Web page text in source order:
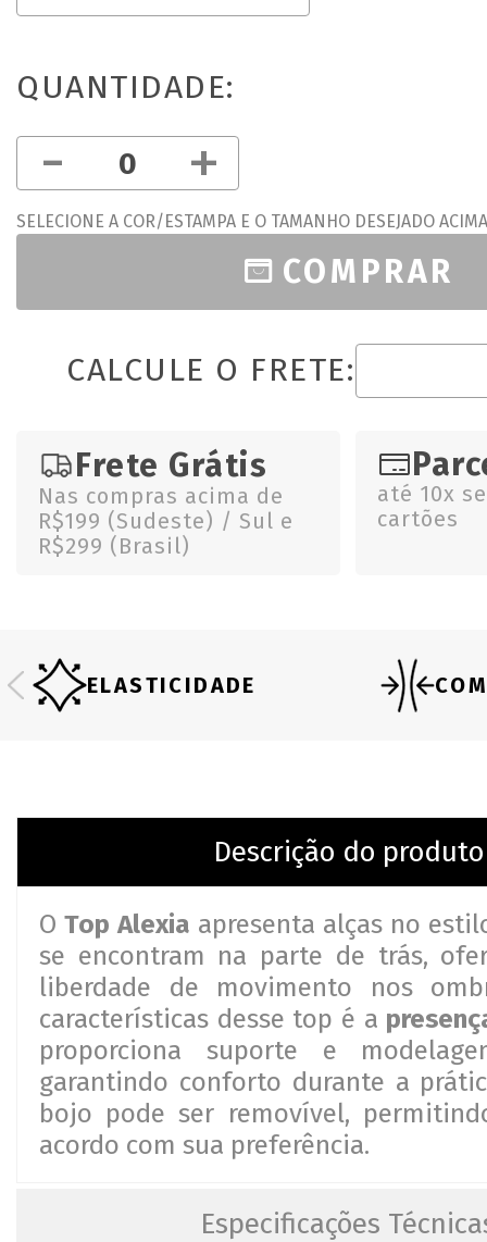
QUANTIDADE:
- +
SELECIONE A COR/ESTAMPA E O TAMANHO DESEJADO ACIMA
COMPRAR
CALCULE O FRETE:
Frete Grátis
Nas compras acima de
R$199 (Sudeste) / Sul e
R$299 (Brasil)
até 10x
cartões
ELASTICIDADE
Descrição do produto
O Top Alexia apresenta alças no
se encontram na parte de trás,
liberdade de movimento nos
características desse top é a
proporciona suporte e
garantindo conforto durante a
bojo pode ser removível,
acordo com sua preferência.
Especificações